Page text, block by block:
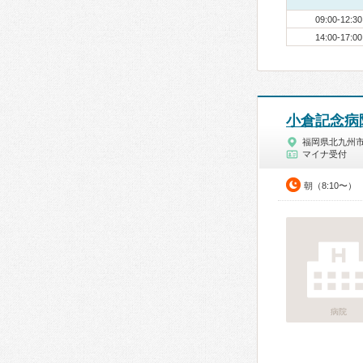
09:00-12:30
14:00-17:00
小倉記念病
福岡県北九州
マイナ受付
朝（8:10〜）
病院